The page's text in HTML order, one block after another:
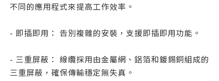
不同的應用程式來提高工作效率。
- 即插即用： 告別複雜的安裝，支援即插即用功能。
- 三重屏蔽： 線纜採用由金屬網、鋁箔和鍍錫銅組成的
三重屏蔽，確保傳輸穩定無失真。